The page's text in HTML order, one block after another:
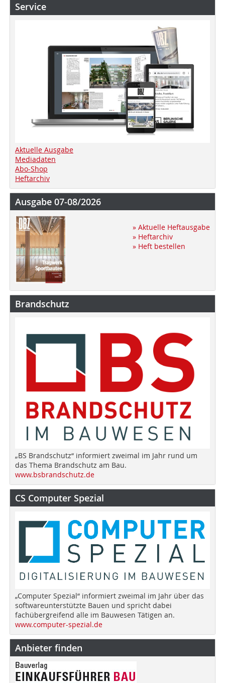
Service
Aktuelle Ausgabe
Mediadaten
Abo-Shop
Heftarchiv
Ausgabe 07-08/2026
» Aktuelle Heftausgabe
» Heftarchiv
» Heft bestellen
Brandschutz
„BS Brandschutz“ informiert zweimal im Jahr rund um
das Thema Brandschutz am Bau.
www.bsbrandschutz.de
CS Computer Spezial
„Computer Spezial“ informiert zweimal im Jahr über das
softwareunterstützte Bauen und spricht dabei
fachübergreifend alle im Bauwesen Tätigen an.
www.computer-spezial.de
Anbieter finden